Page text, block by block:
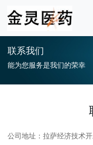
联系我们
能为您服务是我们的荣幸
公司地址：拉萨经济技术